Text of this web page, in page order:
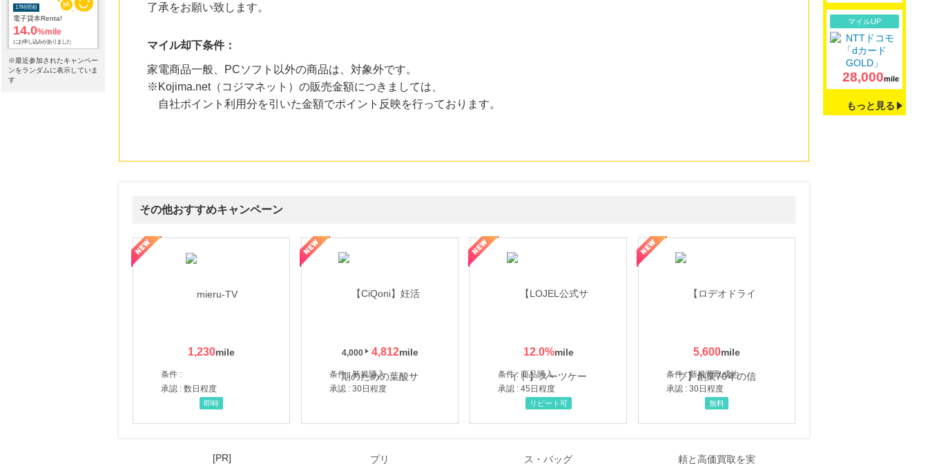
17時間前
電子貸本Renta!
14.0%mile
にお申し込みがありました
17時間前
Yahoo!ショッピング
※最近参加されたキャンペー
ンをランダムに表示していま
す
了承をお願い致します。
マイル却下条件：
家電商品一般、PCソフト以外の商品は、対象外です。
※Kojima.net（コジマネット）の販売金額につきましては、
自社ポイント利用分を引いた金額でポイント反映を行っております。
その他おすすめキャンペーン
1,230
条件 :
承認 : 数日程度
即時
4,000 4,812
条件 : 新規購入
承認 : 30日程度
12.0%
条件 : 商品購入
承認 : 45日程度
【LOJEL公式サイト】スーツケース・バッグ
リピート可
5,600
条件 : 新規買取成約
承認 : 30日程度
【ロデオドライブ】創業70年の信頼と高価買取を実現！ブランド品・貴金属の無料査定
無料
マイルUP
28,000mile
もっと見る
[PR]